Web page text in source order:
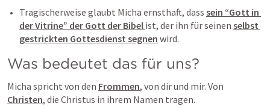
Tragischerweise glaubt Micha ernsthaft, dass sein “Gott in
der Vitrine” der Gott der Bibel ist, der ihn für seinen selbst
gestrickten Gottesdienst segnen wird.
Was bedeutet das für uns?
Micha spricht von den Frommen
Christen, die Christus in ihrem Namen tragen.